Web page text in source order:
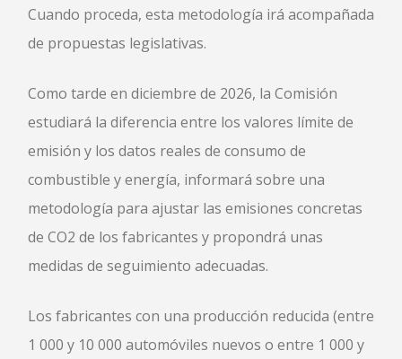
Cuando proceda, esta metodología irá acompañada
de propuestas legislativas.
Como tarde en diciembre de 2026, la Comisión
estudiará la diferencia entre los valores límite de
emisión y los datos reales de consumo de
combustible y energía, informará sobre una
metodología para ajustar las emisiones concretas
de CO2 de los fabricantes y propondrá unas
medidas de seguimiento adecuadas.
Los fabricantes con una producción reducida (entre
1 000 y 10 000 automóviles nuevos o entre 1 000 y